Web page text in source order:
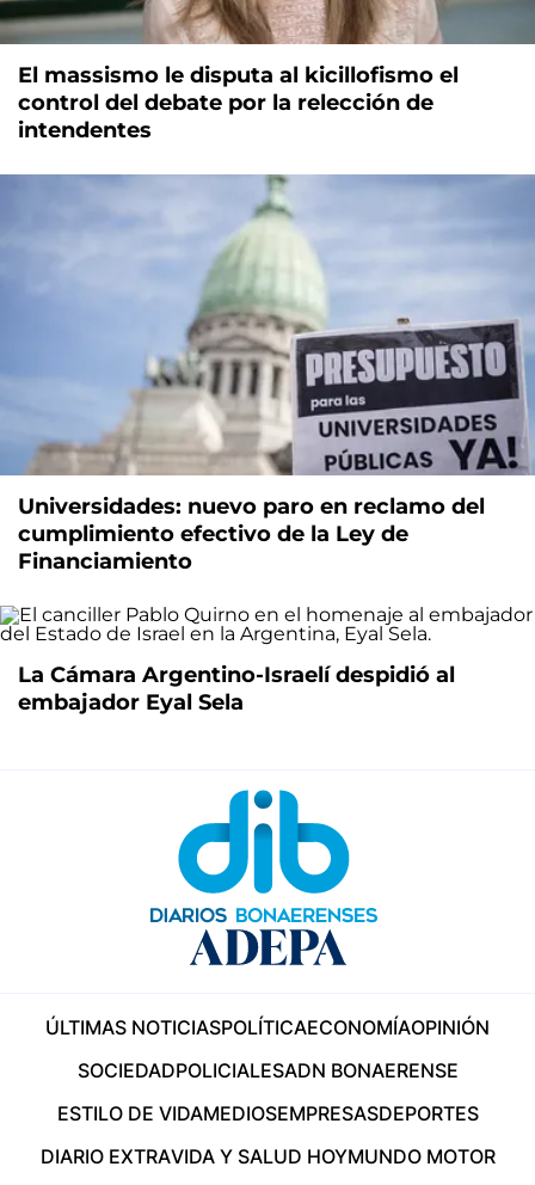
El massismo le disputa al kicillofismo el
control del debate por la relección de
intendentes
Universidades: nuevo paro en reclamo del
cumplimiento efectivo de la Ley de
Financiamiento
La Cámara Argentino-Israelí despidió al
embajador Eyal Sela
ÚLTIMAS NOTICIASPOLÍTICAECONOMÍAOPINIÓN
SOCIEDADPOLICIALESADN BONAERENSE
ESTILO DE VIDAMEDIOSEMPRESASDEPORTES
DIARIO EXTRAVIDA Y SALUD HOYMUNDO MOTOR